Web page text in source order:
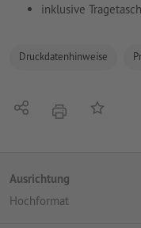
inklusive
Druckdatenhinweise
Teilen DruckenAuf die
Ausrichtung
Hochformat